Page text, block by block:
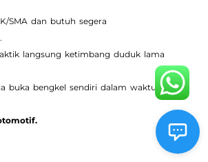
SMA dan butuh segera
langsung ketimbang duduk lama
buka bengkel sendiri dalam waktu